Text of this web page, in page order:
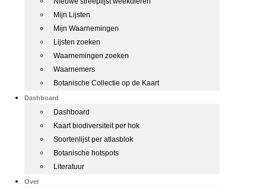
Mijn Lijsten
Mijn Waarnemingen
Lijsten zoeken
Waarnemingen zoeken
Waarnemers
Botanische Collectie op de Kaart
Dashboard
Dashboard
Kaart biodiversiteit per hok
Soortenlijst per atlasblok
Botanische hotspots
Literatuur
Over